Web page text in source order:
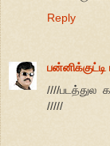
Reply
பன்னிக்குட்டி
////படத்துல
/////